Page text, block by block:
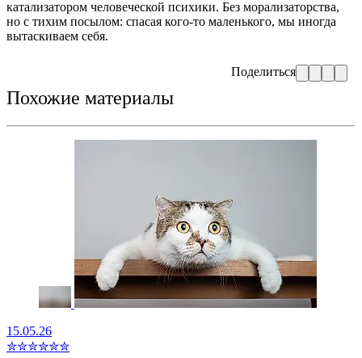
катализатором человеческой психики. Без морализаторства,
но с тихим посылом: спасая кого‑то маленького, мы иногда
вытаскиваем себя.
Поделиться
Похожие материалы
15.05.26
✮✮✮✮✮✮